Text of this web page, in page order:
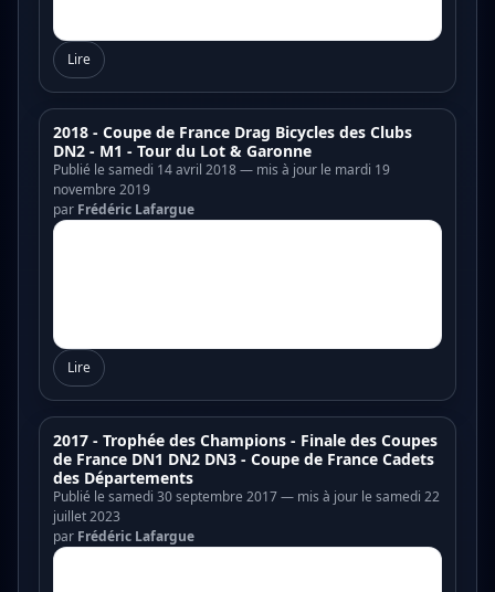
Lire
2018 - Coupe de France Drag Bicycles des Clubs
DN2 - M1 - Tour du Lot & Garonne
Publié le samedi 14 avril 2018 — mis à jour le mardi 19
novembre 2019
par Frédéric Lafargue
Lire
2017 - Trophée des Champions - Finale des Coupes
de France DN1 DN2 DN3 - Coupe de France Cadets
des Départements
Publié le samedi 30 septembre 2017 — mis à jour le samedi 22
juillet 2023
par Frédéric Lafargue